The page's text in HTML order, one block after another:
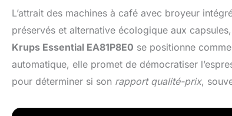
L’attrait des machines à café avec broyeur
préservés et alternative écologique aux
Krups Essential EA81P8E0 se positionne
automatique, elle promet de démocratiser
pour déterminer si son rapport qualité-prix,